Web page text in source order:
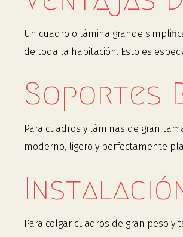
Un cuadro o lámina grande
de toda la habitación. Esto es
Soportes
Para cuadros y láminas de gran
moderno, ligero y perfectamente
Para colgar cuadros de gran peso